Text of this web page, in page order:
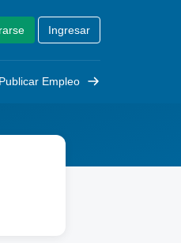
Ingresar
Empleo